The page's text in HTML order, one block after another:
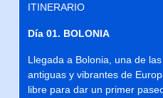
ITINERARIO
Día 01. BOLONIA
Llegada a Bolonia, una de
antiguas y vibrantes de
libre para dar un primer